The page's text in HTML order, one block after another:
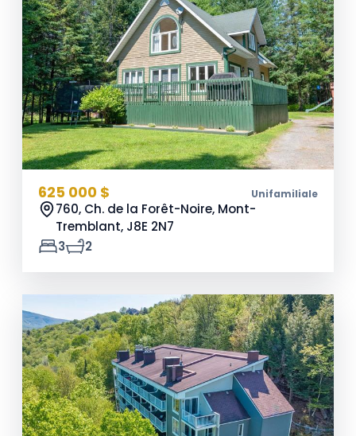
625 000 $ Unifamiliale
760, Ch. de la Forêt-Noire, Mont-
Tremblant, J8E 2N7
3
2